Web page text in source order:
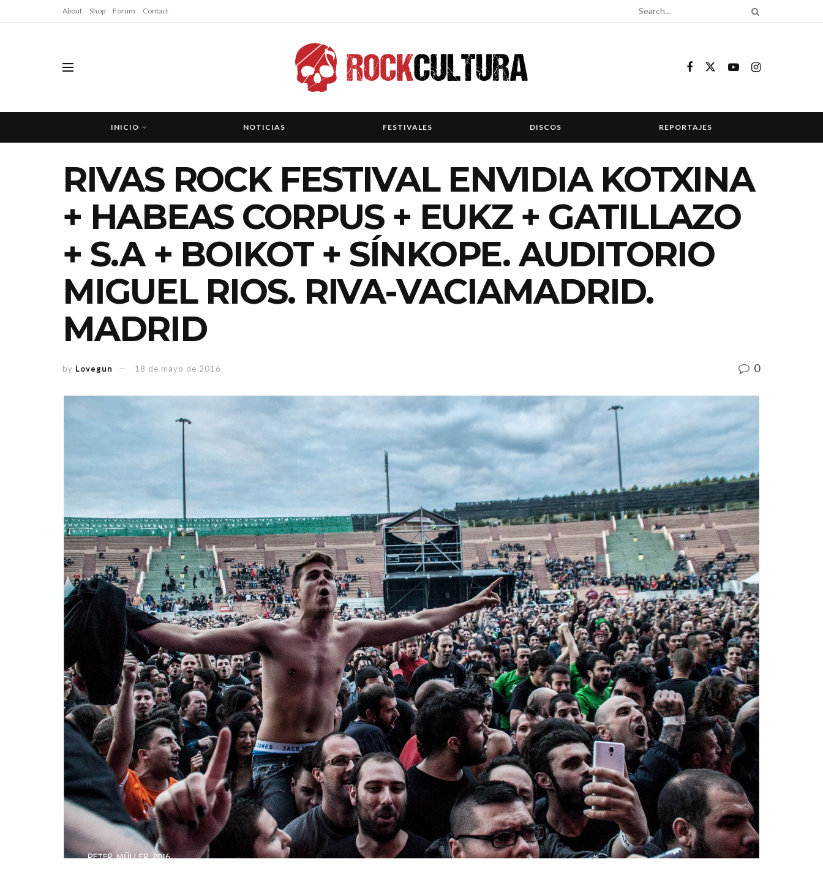
About Shop Forum Contact
INICIO NOTICIAS FESTIVALES DISCOS REPORTAJES
RIVAS ROCK FESTIVAL ENVIDIA KOTXINA
+ HABEAS CORPUS + EUKZ + GATILLAZO
+ S.A + BOIKOT + SÍNKOPE. AUDITORIO
MIGUEL RIOS. RIVA-VACIAMADRID.
MADRID
by Lovegun 18 de mayo de 2016 0